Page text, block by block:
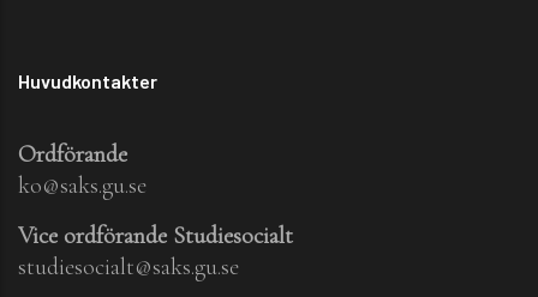
Huvudkontakter
Ordförande
ko@saks.gu.se
Vice ordförande Studiesocialt
studiesocialt@saks.gu.se